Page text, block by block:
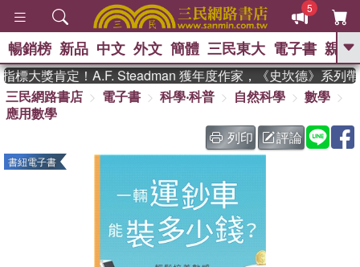
5
GO
熱搜： 東野圭吾 、 The Odyssey 、
國際布克獎 臺灣漫遊錄 、
方
台灣的李登輝時代 、 數學女
暢銷榜 新品 中文 外文 簡體 三民東大 電子書 親子
大獎肯定！A.F. Steadman 獲年度作家，《史坎德》系列帶
三民網路書店
電子書 科學‧科普 自然科學
數學
應用數學
列印
評論
書紐電子書